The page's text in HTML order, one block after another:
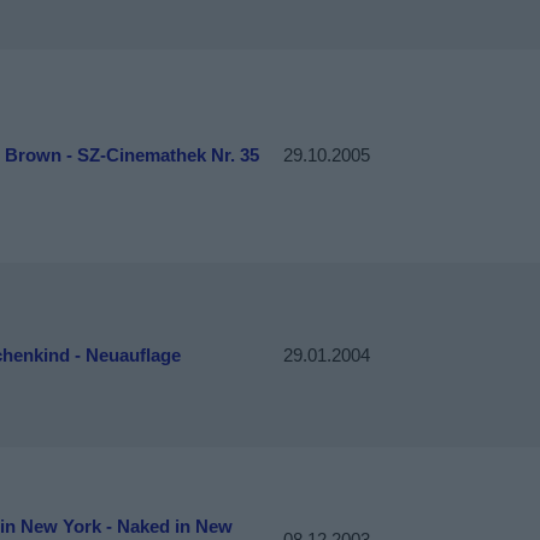
Brown - SZ-Cinemathek Nr. 35 29.10.2005
- Neuauflage 29.01.2004
New York - Naked in New